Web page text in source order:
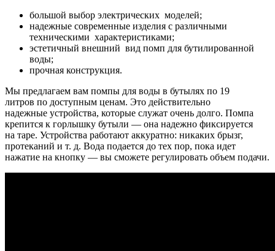
большой выбор электрических моделей;
надежные современные изделия с различными
техническими характеристиками;
эстетичный внешний вид помп для бутилированной
воды;
прочная конструкция.
Мы предлагаем вам помпы для воды в бутылях по 19
литров по доступным ценам. Это действительно
надежные устройства, которые служат очень долго. Помпа
крепится к горлышку бутыли — она надежно фиксируется
на таре. Устройства работают аккуратно: никаких брызг,
протеканий и т. д. Вода подается до тех пор, пока идет
нажатие на кнопку — вы сможете регулировать объем подачи.